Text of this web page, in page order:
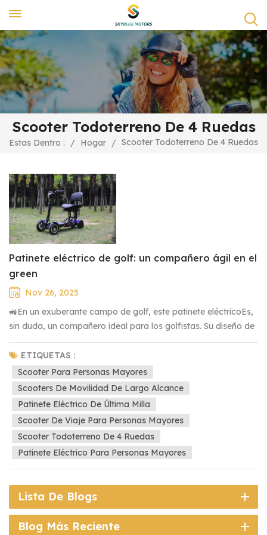
Scooter Todoterreno De 4 Ruedas
Estas Dentro : / Hogar / Scooter Todoterreno De 4 Ruedas
Patinete eléctrico de golf: un compañero ágil en el
green
Nov 26, 2025
🚜En un exuberante campo de golf, este patinete eléctricoEs,
sin duda, un compañero ideal para los golfistas. Su diseño de
cuatro ruedas proporciona una gran estabilidad. Incluso al
conducir sobre césped, ofrece suavidad y estabilidad,
eliminando por completo la fatiga de caminar. 🎈El cuerpo
está equipado con un soporte exclusivo para bolsa de golf,
que puede fijar firmemente la bolsa de golf, para que no
tenga que preocuparse por llevar el equipo cuando se mueve
por el campo. 🔔El asiento tiene un diseño ergonómico, con
tela de cuero que es cómoda y transpirable, y no se sentirá
apretado incluso después de estar sentado durante mucho
tiempo. ⛳En cuanto a potencia, está equipado con un sin
ruborSistema de motor con potencia estable y silenciosa. La
velocidad máxima puede alcanzar 1.5KM/H. Supera
fácilmente las pendientes del recorrido. La duración de la
batería también es excelente. Dependiendo de la
ETIQUETAS :
Scooter Para Personas Mayores
Scooters De Movilidad De Largo Alcance
Patinete Eléctrico De Última Milla
Scooter De Viaje Para Personas Mayores
Scooter Todoterreno De 4 Ruedas
Patinete Eléctrico Para Personas Mayores
Lista De Blogs
Blog Más Reciente